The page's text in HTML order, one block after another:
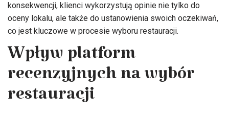
konsekwencji, klienci wykorzystują opinie nie tylko do
oceny lokalu, ale także do ustanowienia swoich oczekiwań,
co jest kluczowe w procesie wyboru restauracji.
Wpływ platform
recenzyjnych na wybór
restauracji